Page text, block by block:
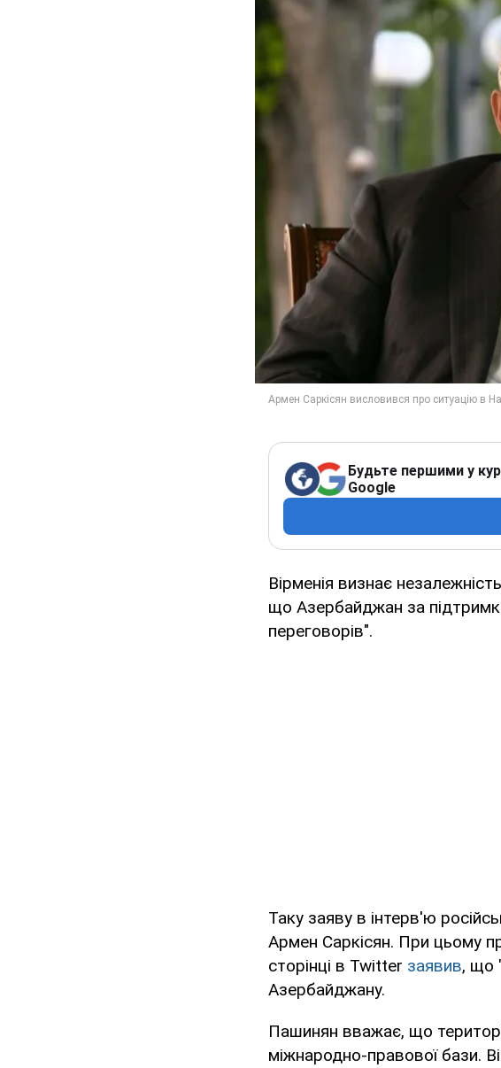
Будьте першими у
Google
Вірменія визнає
що Азербайджан за
переговорів".
Таку заяву в інтерв'ю
Армен Саркісян. При цьому
сторінці в Twitter заявив, що
Азербайджану.
Пашинян вважає, що
міжнародно-правової бази.